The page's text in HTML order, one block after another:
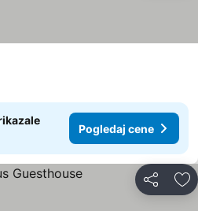
Pogledaj cene
Deli